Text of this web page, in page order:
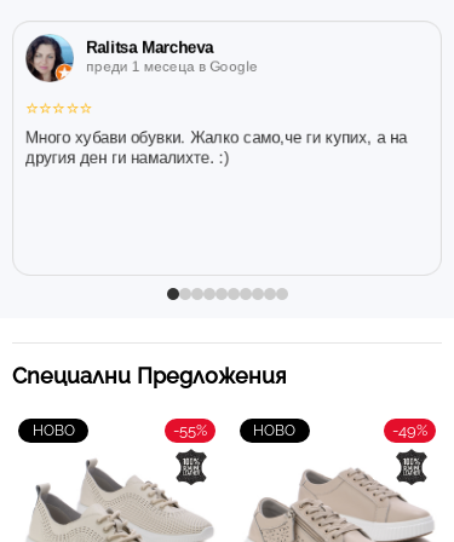
Ralitsa Marcheva
преди 1 месеца в Google
⭐⭐⭐⭐⭐
Много хубави обувки. Жалко само,че ги купих, а на
другия ден ги намалихте. :)
Специални Предложения
НОВО -55% НОВО -49%